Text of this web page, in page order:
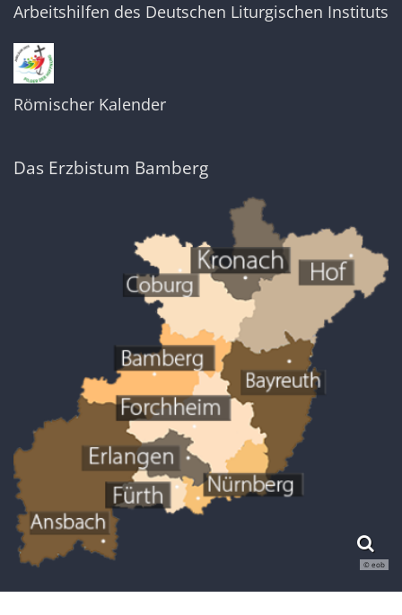
Arbeitshilfen des Deutschen Liturgischen Instituts
Römischer Kalender
Das Erzbistum Bamberg
© eob